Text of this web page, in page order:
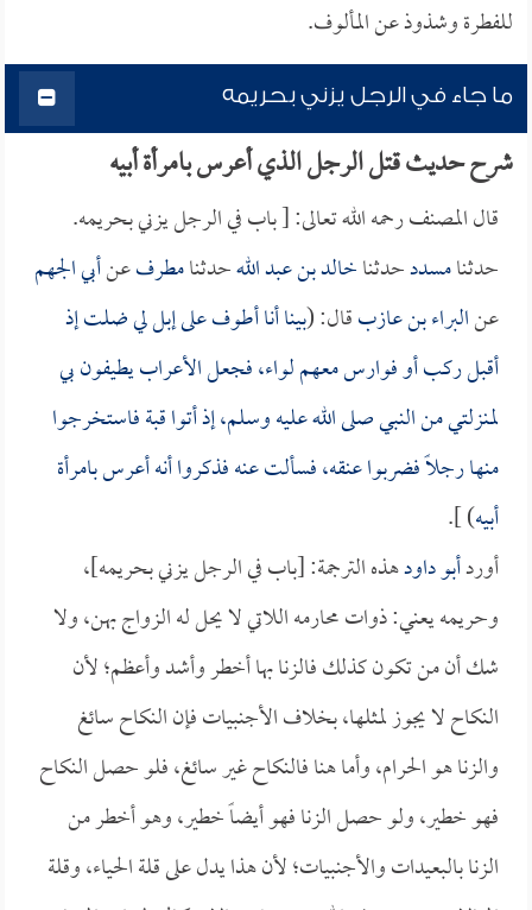
للفطرة وشذوذ عن المألوف.
ما جاء في الرجل يزني بحريمه
شرح حديث قتل الرجل الذي أعرس بامرأة أبيه
قال المصنف رحمه الله تعالى: [ باب في الرجل يزني بحريمه.
حدثنامسددحدثناخالد بن عبد اللهحدثنامطرفعنأبي الجهم
عنالبراء بن عازبقال: (بينا أنا أطوف على إبل لي ضلت إذ
أقبل ركب أو فوارس معهم لواء، فجعل الأعراب يطيفون بي
لمنزلتي من النبي صلى الله عليه وسلم، إذ أتوا قبة فاستخرجوا
منها رجلاً فضربوا عنقه، فسألت عنه فذكروا أنه أعرس بامرأة
أبيه) ].
أوردأبو داودهذه الترجمة: [باب في الرجل يزني بحريمه]،
وحريمه يعني: ذوات محارمه اللاتي لا يحل له الزواج بهن، ولا
شك أن من تكون كذلك فالزنا بها أخطر وأشد وأعظم؛ لأن
النكاح لا يجوز لمثلها، بخلاف الأجنبيات فإن النكاح سائغ
والزنا هو الحرام، وأما هنا فالنكاح غير سائغ، فلو حصل النكاح
فهو خطير، ولو حصل الزنا فهو أيضاً خطير، وهو أخطر من
الزنا بالبعيدات والأجنبيات؛ لأن هذا يدل على قلة الحياء، وقلة